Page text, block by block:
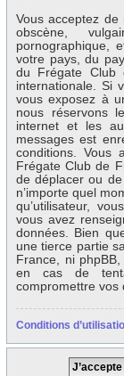
Vous acceptez
obscène,
pornographique,
votre pays, du
du Frégate
internationale. Si
vous exposez à
nous réservons
internet et les
messages est
conditions.
Frégate Club de
de déplacer ou
n’importe quel
qu’utilisateur,
vous avez
données. Bien
une tierce partie
France, ni
en cas de
compromettre vos
Conditions